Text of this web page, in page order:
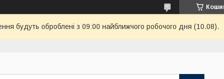
будуть оброблені з 09:00 найближчого робочого дня (10.08).